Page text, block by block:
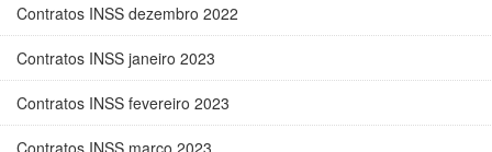
Contratos INSS dezembro 2022
Contratos INSS janeiro 2023
Contratos INSS fevereiro 2023
Contratos INSS março 2023